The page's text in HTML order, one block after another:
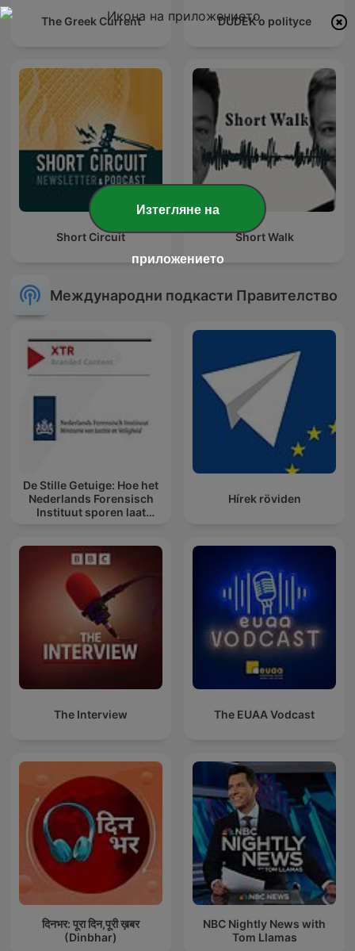
The Greek Current DUDEK o polityce
Short Circuit Short Walk
Международни подкасти Правителство
De Stille Getuige: Hoe het
Nederlands Forensisch
Instituut sporen laat
Hírek röviden
The Interview The EUAA Vodcast
दिनभर: पूरा दिन,पूरी ख़बर
(Dinbhar)
NBC Nightly News with
Tom Llamas
Изтегляне на
приложението